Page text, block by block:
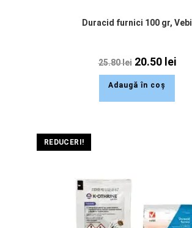
Duracid furnici 100 gr, Vebi
25.80lei 20.50 lei
Adaugă în coș
REDUCERI!